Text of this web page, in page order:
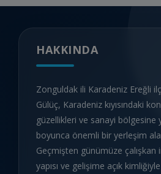
HAKKINDA
Zonguldak ili Karadeniz Ereğli
Gülüç, Karadeniz kıyısındaki
güzellikleri ve sanayi bölgesine
boyunca önemli bir yerleşim
Geçmişten günümüze çalışkan
yapısı ve gelişime açık